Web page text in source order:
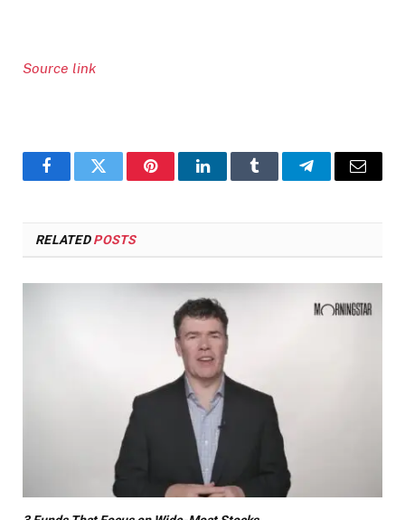
Source link
FacebookTwitter PinterestLinkedInTumblr TelegramEmail
RELATEDPOSTS